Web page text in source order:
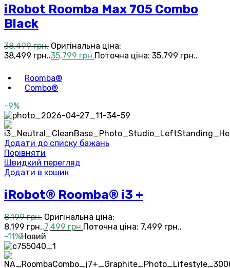
iRobot Roomba Max 705 Combo
Black
38,499грн. Оригінальна ціна:
38,499 грн..35,799 грн.Поточна ціна: 35,799 грн..
Roomba®
Combo®
-9%
Додати до списку бажань
Порівняти
Швидкий перегляд
Додати в кошик
iRobot® Roomba® i3 +
8,199грн. Оригінальна ціна:
8,199 грн..7,499 грн.Поточна ціна: 7,499 грн..
-11%Новий